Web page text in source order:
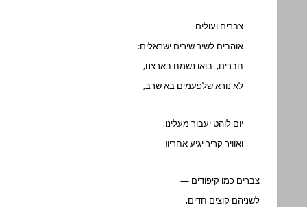
צברים ועולים —
אוהבים לשיר שירים ישראלים:
חברים, בואו נשמח בארצנו,
לא נורא שלפעמים בא שרב,
יום לוהט יעבור מעלינו,
ואוויר קריר יגיע אחריו!
צברים כמו קיפודים —
לשניהם קוצים חדים,